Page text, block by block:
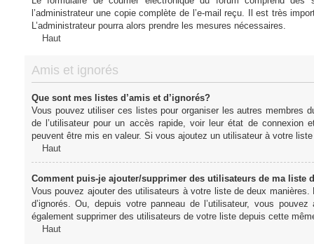
l’administrateur une copie complète de l’e-mail reçu. Il est très
L’administrateur pourra alors prendre les mesures nécessaires.
Haut
Amis et ignorés
Que sont mes listes d’amis et d’ignorés?
Vous pouvez utiliser ces listes pour organiser les autres membres
de l’utilisateur pour un accès rapide, voir leur état de connexion
peuvent être mis en valeur. Si vous ajoutez un utilisateur à votre
Haut
Comment puis-je ajouter/supprimer des utilisateurs de ma liste
Vous pouvez ajouter des utilisateurs à votre liste de deux
d’ignorés. Ou, depuis votre panneau de l’utilisateur, vous
également supprimer des utilisateurs de votre liste depuis cette
Haut